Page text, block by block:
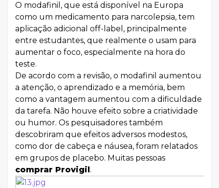
O modafinil, que está disponível na Europa
como um medicamento para narcolepsia, tem
aplicação adicional off-label, principalmente
entre estudantes, que realmente o usam para
aumentar o foco, especialmente na hora do
teste.
De acordo com a revisão, o modafinil aumentou
a atenção, o aprendizado e a memória, bem
como a vantagem aumentou com a dificuldade
da tarefa. Não houve efeito sobre a criatividade
ou humor. Os pesquisadores também
descobriram que efeitos adversos modestos,
como dor de cabeça e náusea, foram relatados
em grupos de placebo. Muitas pessoas
comprar Provigil.